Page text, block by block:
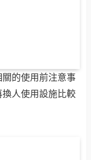
的使用前注意事
人使用設施比較